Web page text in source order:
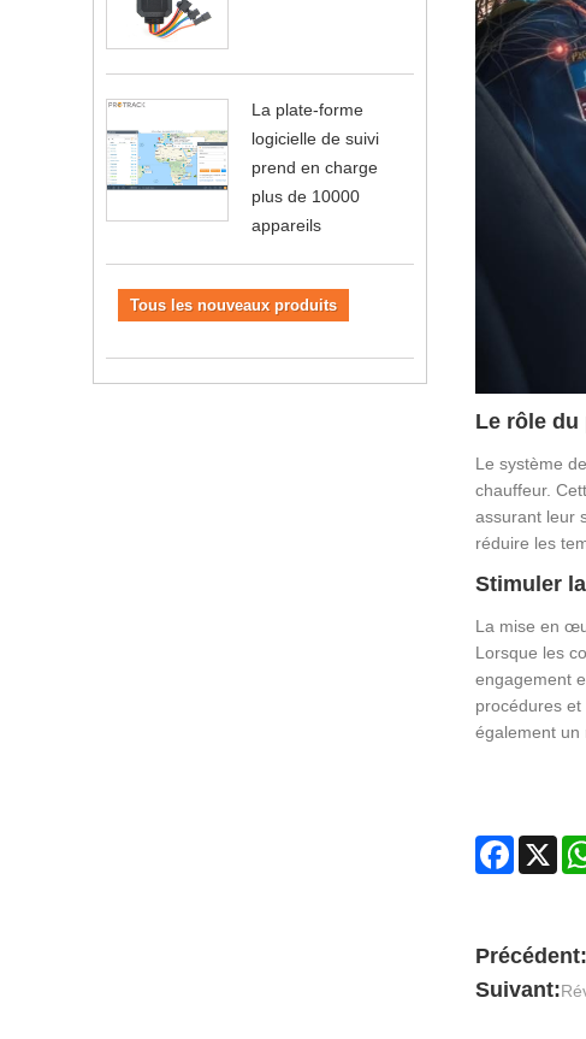
La plate-forme
logicielle de suivi
prend en charge
plus de 10000
appareils
Tous les nouveaux produits
Le rôle
Le système
chauffeur.
assurant leur
réduire les
Stimuler
La mise en
Lorsque les
engagement
procédures
également un
X
Précédent:
Suivant: